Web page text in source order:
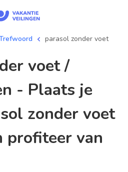
parasol zonder voet
- Plaats je
zonder voet
profiteer van